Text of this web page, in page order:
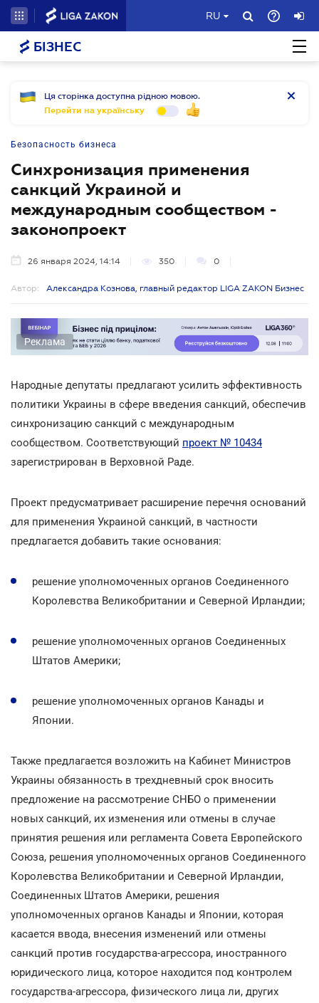
RU
БІЗНЕС
Ця сторінка доступна рідною мовою.
Перейти на українську
Безопасность бизнеса
Синхронизация применения
санкций Украиной и
международным сообществом -
законопроект
26 января 2024, 14:14 350 0
Автор: Александра Кознова, главный редактор LIGA ZAKON Бизнес
Реклама
Народные депутаты предлагают усилить эффективность
политики Украины в сфере введения санкций, обеспечив
синхронизацию санкций с международным
сообществом. Соответствующий проект № 10434
зарегистрирован в Верховной Раде.
Проект предусматривает расширение перечня оснований
для применения Украиной санкций, в частности
предлагается добавить такие основания:
решение уполномоченных органов Соединенного
Королевства Великобритании и Северной Ирландии;
решение уполномоченных органов Соединенных
Штатов Америки;
решение уполномоченных органов Канады и
Японии.
Также предлагается возложить на Кабинет Министров
Украины обязанность в трехдневный срок вносить
предложение на рассмотрение СНБО о применении
новых санкций, их изменения или отмены в случае
принятия решения или регламента Совета Европейского
Союза, решения уполномоченных органов Соединенного
Королевства Великобритании и Северной Ирландии,
Соединенных Штатов Америки, решения
уполномоченных органов Канады и Японии, которая
касается ввода, внесения изменений или отмены
санкций против государства-агрессора, иностранного
юридического лица, которое находится под контролем
государства-агрессора, физического лица ли, других